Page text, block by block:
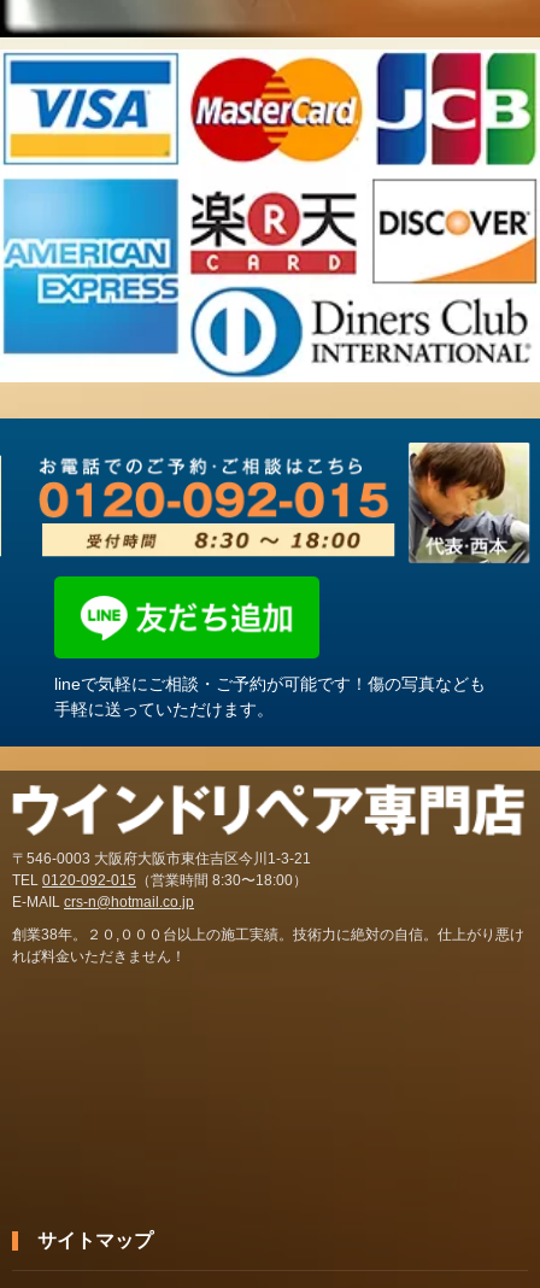
lineで気軽にご相談・ご予約が可能です！傷の写真なども
手軽に送っていただけます。
〒546-0003 大阪府大阪市東住吉区今川1-3-21
TEL 0120-092-015 （営業時間 8:30〜18:00）
E-MAIL crs-n@hotmail.co.jp
創業38年。２０,０００台以上の施工実績。技術力に絶対の自信。仕上がり悪け
れば料金いただきません！
サイトマップ